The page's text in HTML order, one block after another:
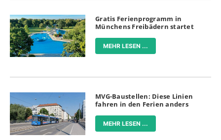
Gratis Ferienprogramm in
Münchens Freibädern startet
MEHR LESEN ...
MVG-Baustellen: Diese Linien
fahren in den Ferien anders
MEHR LESEN ...